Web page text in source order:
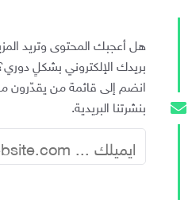
هل أعجبك المحتوى وتريد
بريدك الإلكتروني بشكلٍ
انضم إلى قائمة من يقدّرون
بنشرتنا البريدية.